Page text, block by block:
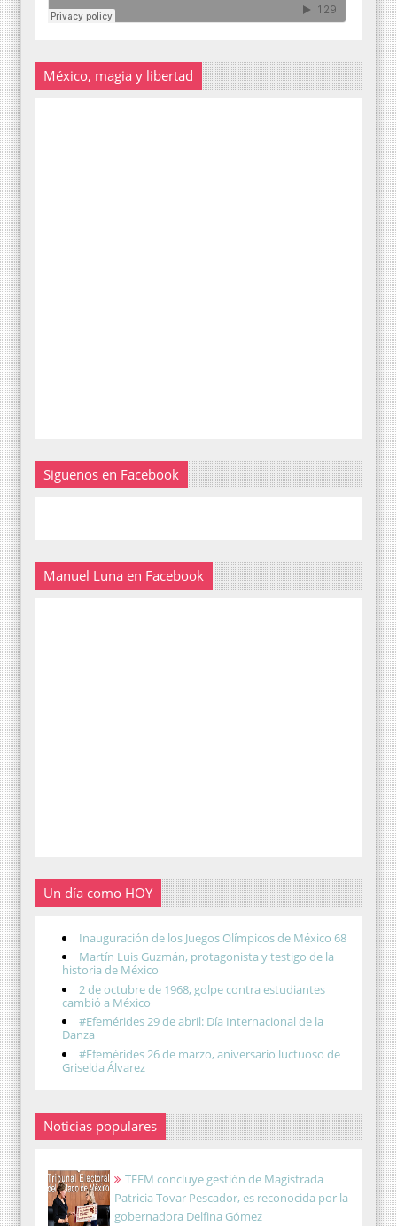
México, magia y libertad
Siguenos en Facebook
Manuel Luna en Facebook
Un día como HOY
Inauguración de los Juegos Olímpicos de México 68
Martín Luis Guzmán, protagonista y testigo de la
historia de México
2 de octubre de 1968, golpe contra estudiantes
cambió a México
#Efemérides 29 de abril: Día Internacional de la
Danza
#Efemérides 26 de marzo, aniversario luctuoso de
Griselda Álvarez
Noticias populares
TEEM concluye gestión de Magistrada
Patricia Tovar Pescador, es reconocida por la
gobernadora Delfina Gómez